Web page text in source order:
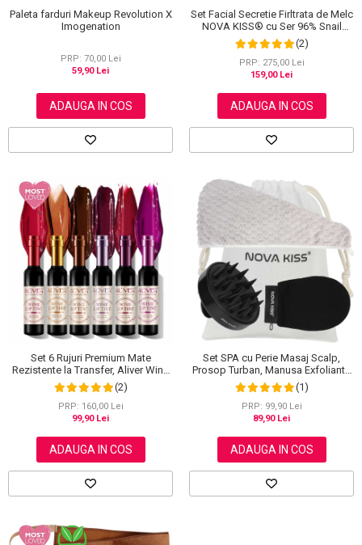
Paleta farduri Makeup Revolution X
Imogenation
PRP: 70,00 Lei
59,90 Lei
ADAUGA IN COS
Set Facial Secretie Firltrata de Melc
NOVA KISS® cu Ser 96% Snail
Power si Crema Advanced Snail 92
All in One
(2)
PRP: 275,00 Lei
159,00 Lei
ADAUGA IN COS
Set 6 Rujuri Premium Mate
Rezistente la Transfer, Aliver Wine
Lip Tint Waterproof, 7 g X 6 buc
(2)
PRP: 160,00 Lei
99,90 Lei
ADAUGA IN COS
Set SPA cu Perie Masaj Scalp,
Prosop Turban, Manusa Exfolianta
si Saculet din Bumbac, NOVA
KISS®
(1)
PRP: 99,90 Lei
89,90 Lei
ADAUGA IN COS